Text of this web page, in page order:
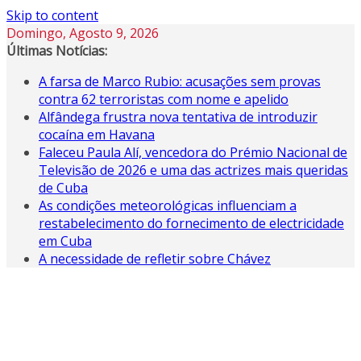
Skip to content
Domingo, Agosto 9, 2026
Últimas Notícias:
A farsa de Marco Rubio: acusações sem provas
contra 62 terroristas com nome e apelido
Alfândega frustra nova tentativa de introduzir
cocaína em Havana
Faleceu Paula Alí, vencedora do Prémio Nacional de
Televisão de 2026 e uma das actrizes mais queridas
de Cuba
As condições meteorológicas influenciam a
restabelecimento do fornecimento de electricidade
em Cuba
A necessidade de refletir sobre Chávez